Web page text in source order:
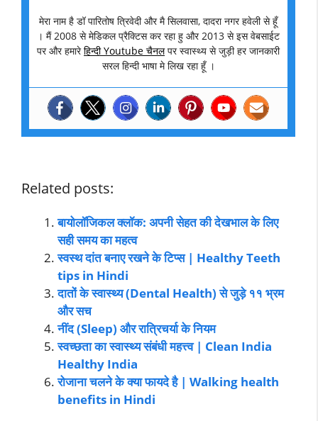
मेरा नाम है डॉ पारितोष त्रिवेदी और मै सिलवासा, दादरा नगर हवेली से हूँ
। मैं 2008 से मेडिकल प्रैक्टिस कर रहा हु और 2013 से इस वेबसाईट
पर और हमारेहिन्दी Youtube चैनलपर स्वास्थ्य से जुड़ी हर जानकारी
सरल हिन्दी भाषा मे लिख रहा हूँ ।
Related posts:
बायोलॉजिकल क्लॉक: अपनी सेहत की देखभाल के लिए
सही समय का महत्व
स्वस्थ दांत बनाए रखने के टिप्स | Healthy Teeth
tips in Hindi
दातों के स्वास्थ्य (Dental Health) से जुड़े ११ भ्रम
और सच
नींद (Sleep) और रात्रिचर्या के नियम
स्वच्छता का स्वास्थ्य संबंधी महत्त्व | Clean India
Healthy India
रोजाना चलने के क्या फायदे है | Walking health
benefits in Hindi